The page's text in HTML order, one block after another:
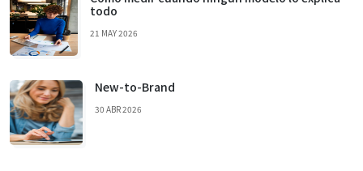
todo
21 MAY 2026
New-to-Brand
30 ABR 2026